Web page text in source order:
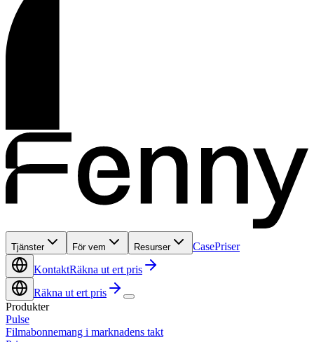
Tjänster För vem Resurser CasePriser
KontaktRäkna ut ert pris
Räkna ut ert pris
Produkter
Pulse
Filmabonnemang i marknadens takt